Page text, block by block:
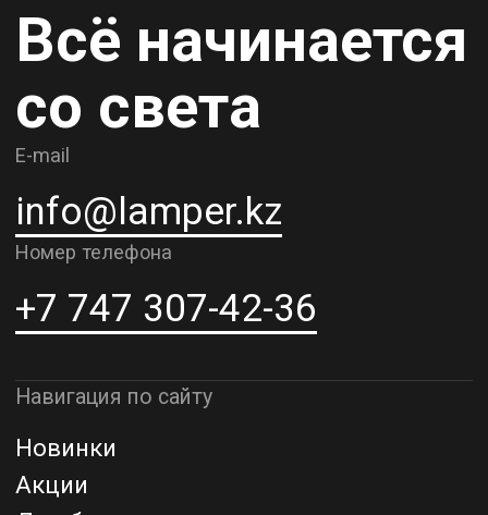
Контакты
О компании
Рассрочка и кредит
к5
Адрес шоурума в г. Астана
г. Астана, ул. Мангилик Ел. д.21
Благодарим за внимание к Lamper.kz.
До встречи в ваших будущих
Политика конфиденциальности